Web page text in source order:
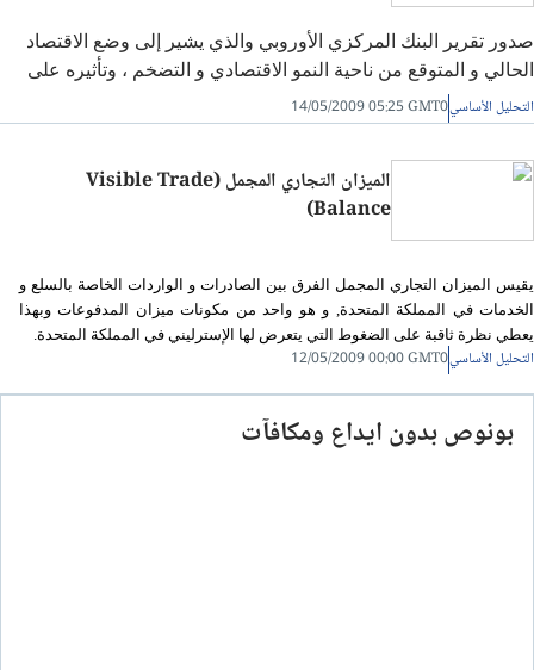
صدور تقرير البنك المركزي الأوروبي والذي يشير إلى وضع الاقتصاد
الحالي و المتوقع من ناحية النمو الاقتصادي و التضخم ، وتأثيره على
سوق الفوركس.
التحليل الأساسي14/05/2009 05:25 GMT0
الميزان التجاري المجمل (Visible Trade
Balance)
يقيس الميزان التجاري المجمل الفرق بين الصادرات و الواردات الخاصة بالسلع و
الخدمات في المملكة المتحدة, و هو واحد من مكونات ميزان المدفوعات وبهذا
يعطي نظرة ثاقبة على الضغوط التي يتعرض لها الإسترليني في المملكة المتحدة.
التحليل الأساسي12/05/2009 00:00 GMT0
بونوص بدون ايداع ومكافآت